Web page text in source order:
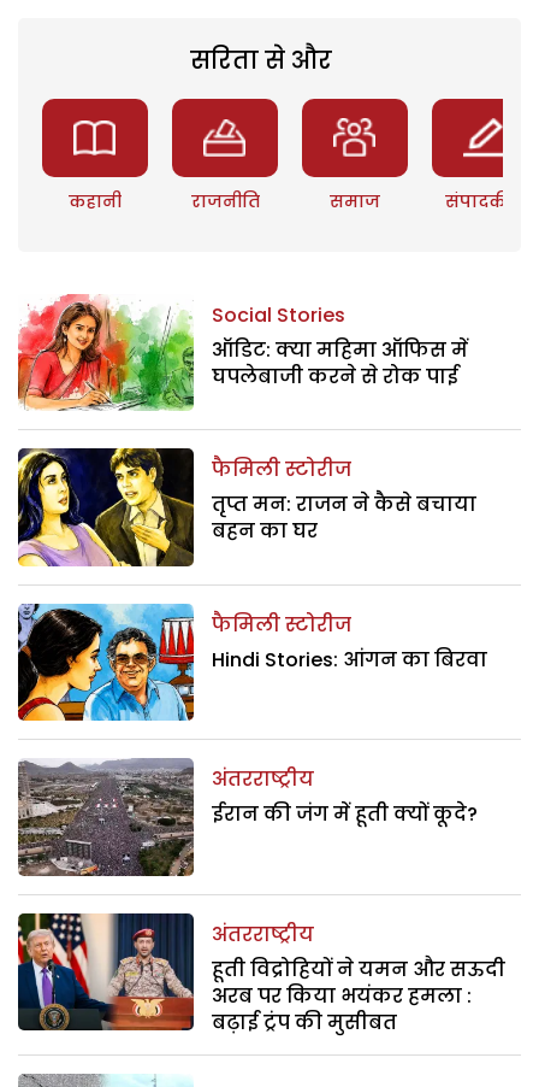
सरिता से और
कहानी राजनीति समाज संपादकीय
Social Stories
ऑडिट: क्या महिमा ऑफिस में
घपलेबाजी करने से रोक पाई
फैमिली स्टोरीज
तृप्त मन: राजन ने कैसे बचाया
बहन का घर
फैमिली स्टोरीज
Hindi Stories: आंगन का बिरवा
अंतरराष्ट्रीय
ईरान की जंग में हूती क्यों कूदे?
अंतरराष्ट्रीय
हूती विद्रोहियों ने यमन और सऊदी
अरब पर किया भयंकर हमला :
बढ़ाई ट्रंप की मुसीबत